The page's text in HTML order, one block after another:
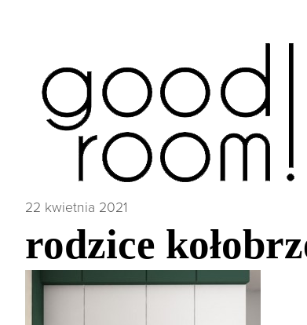
22 kwietnia 2021
rodzice